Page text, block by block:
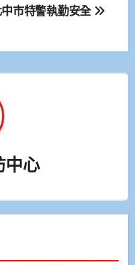
市特警執勤安全
中心